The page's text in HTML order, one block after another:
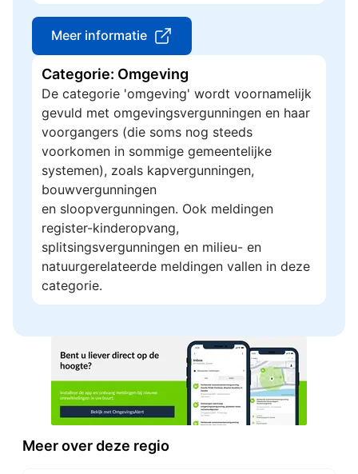
Meer informatie
Categorie: Omgeving
De categorie 'omgeving' wordt voornamelijk
gevuld met omgevingsvergunningen en haar
voorgangers (die soms nog steeds
voorkomen in sommige gemeentelijke
systemen), zoals kapvergunningen,
bouwvergunningen
en sloopvergunningen. Ook meldingen
register-kinderopvang,
splitsingsvergunningen en milieu- en
natuurgerelateerde meldingen vallen in deze
categorie.
Meer over deze regio